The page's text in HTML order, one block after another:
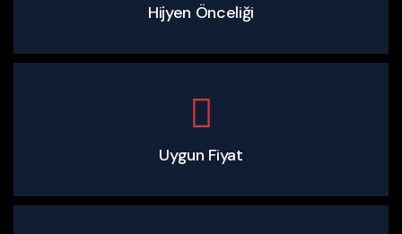
Hijyen Önceliği
Uygun Fiyat